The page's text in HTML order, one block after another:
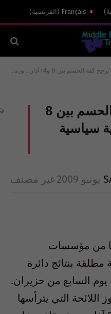
)
Français
( الفرنسية)
الحسم بين 8 و14 آذار… ورمزية سياسية لمعركة صيدا
زحلة ترجح كفة الحسم بين 8
سياسية
غير مصنف
معها من مؤسسات
بنتائج دائرة
يوم السابع من حزيران.
التي يترأسها